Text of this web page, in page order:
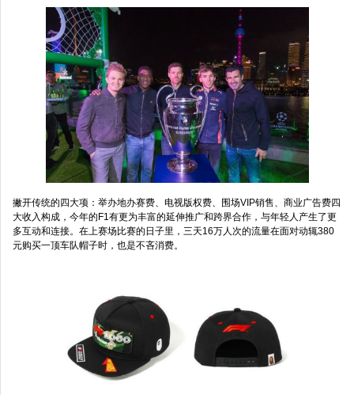
撇开传统的四大项：举办地办赛费、电视版权费、围场VIP销售、商业广告费四
大收入构成，今年的F1有更为丰富的延伸推广和跨界合作，与年轻人产生了更
多互动和连接。在上赛场比赛的日子里，三天16万人次的流量在面对动辄380
元购买一顶车队帽子时，也是不吝消费。